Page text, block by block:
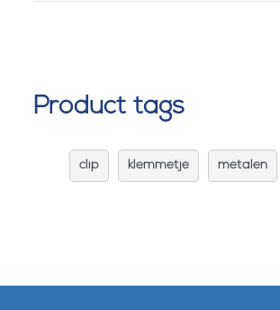
Product tags
clip klemmetje metalen